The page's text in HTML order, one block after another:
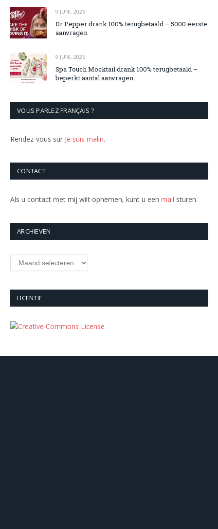
9 JUNI, 2026
Dr Pepper drank 100% terugbetaald – 5000 eerste
aanvragen
9 JUNI, 2026
Spa Touch Mocktail drank 100% terugbetaald –
beperkt aantal aanvragen
VOUS PARLEZ FRANÇAIS ?
Rendez-vous sur Je suis malin.
CONTACT
Als u contact met mij wilt opnemen, kunt u een mail sturen.
ARCHIEVEN
Archieven
LICENTIE